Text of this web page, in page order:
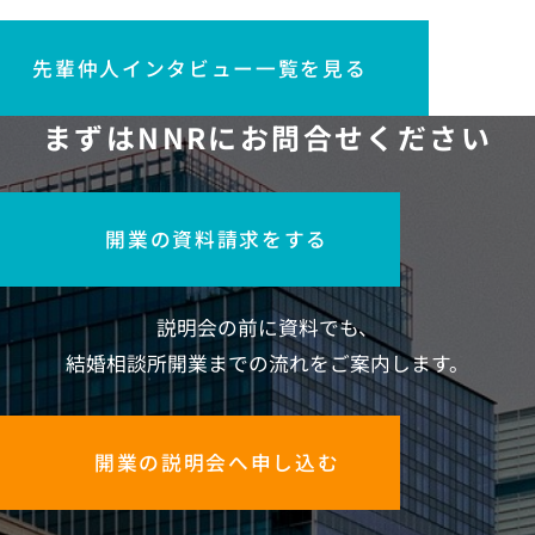
先輩仲人インタビュー一覧を見る
まずはNNRにお問合せください
開業の資料請求をする
説明会の前に資料でも、
結婚相談所開業までの流れをご案内します。
開業の説明会へ申し込む